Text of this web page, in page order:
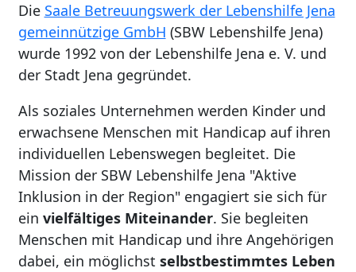
Die Saale Betreuungswerk der Lebenshilfe Jena
gemeinnützige GmbH (SBW Lebenshilfe Jena)
wurde 1992 von der Lebenshilfe Jena e. V. und
der Stadt Jena gegründet.
Als soziales Unternehmen werden Kinder und
erwachsene Menschen mit Handicap auf ihren
individuellen Lebenswegen begleitet. Die
Mission der SBW Lebenshilfe Jena "Aktive
Inklusion in der Region" engagiert sie sich für
ein vielfältiges Miteinander. Sie begleiten
Menschen mit Handicap und ihre Angehörigen
dabei, ein möglichst selbstbestimmtes Leben